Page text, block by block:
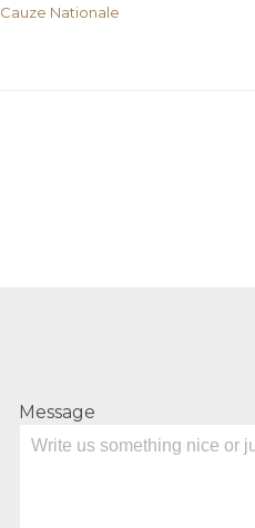
Tags
Cauze Nationale
Message